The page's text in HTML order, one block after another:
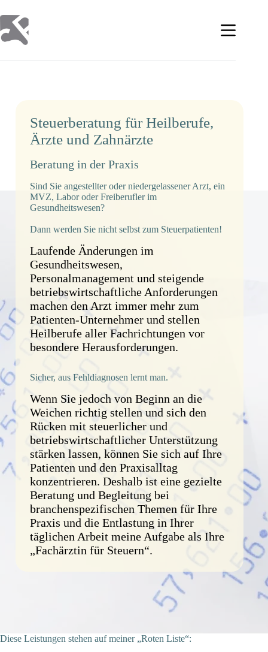
Inhalt
springen
Steuerberatung für Heilberufe,
Ärzte und Zahnärzte
Beratung in der Praxis
Sind Sie angestellter oder niedergelassener Arzt, ein
MVZ, Labor oder Freiberufler im
Gesundheitswesen?
Dann werden Sie nicht selbst zum Steuerpatienten!
Laufende Änderungen im
Gesundheitswesen,
Personalmanagement und steigende
betriebswirtschaftliche Anforderungen
machen den Arzt immer mehr zum
Patienten-Unternehmer und stellen
Heilberufe aller Fachrichtungen vor
besondere Herausforderungen.
Sicher, aus Fehldiagnosen lernt man.
Wenn Sie jedoch von Beginn an die
Weichen richtig stellen und sich den
Rücken mit steuerlicher und
betriebswirtschaftlicher Unterstützung
stärken lassen, können Sie sich auf Ihre
Patienten und den Praxisalltag
konzentrieren. Deshalb ist eine gezielte
Beratung und Begleitung bei
branchenspezifischen Themen für Ihre
Praxis und die Entlastung in Ihrer
täglichen Arbeit meine Aufgabe als Ihre
„Fachärztin für Steuern“.
Diese Leistungen stehen auf meiner „Roten Liste“: